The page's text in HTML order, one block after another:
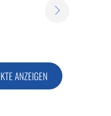
ANZEIGEN